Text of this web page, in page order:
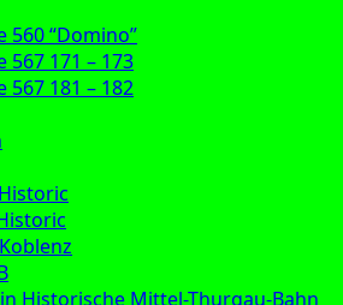
560 “Domino”
567 171 – 173
567 181 – 182
Historische Mittel-Thurgau-Bahn